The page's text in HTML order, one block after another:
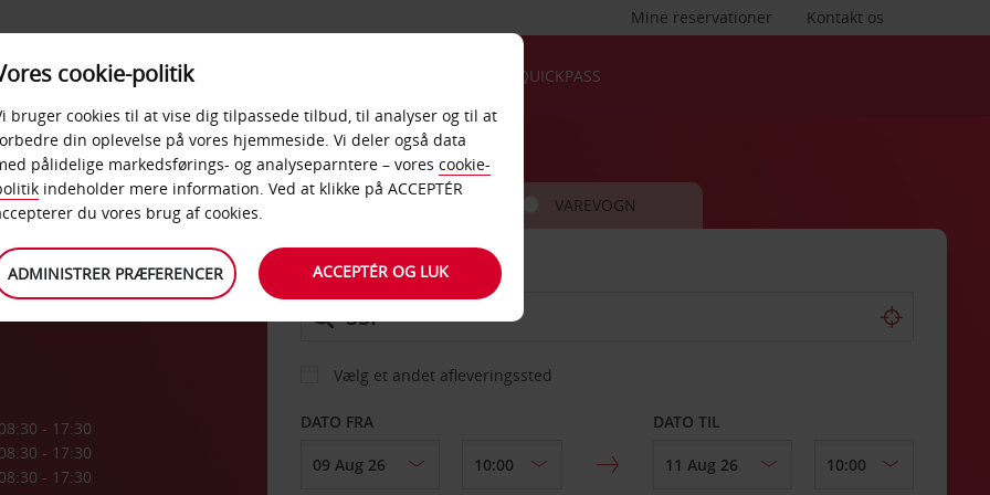
Kontakt os
Mine reservationer
PRODUKTER &
KONTORER
QUICKPASS
08:30 - 17:30
08:30 - 17:30
08:30 - 17:30
BIL VAREVOGN
AFHENT FRA
Vælg et andet afleveringssted
DATO FRA DATO TIL
cookie-politik
bruger cookies til at vise dig tilpassede tilbud, til analyser og til at
din oplevelse på vores hjemmeside. Vi deler også data
pålidelige markedsførings- og analyseparntere – vores cookie-
indeholder mere information. Ved at klikke på ACCEPTÉR
du vores brug af cookies.
ADMINISTRER PRÆFERENCER ACCEPTÉR OG LUK